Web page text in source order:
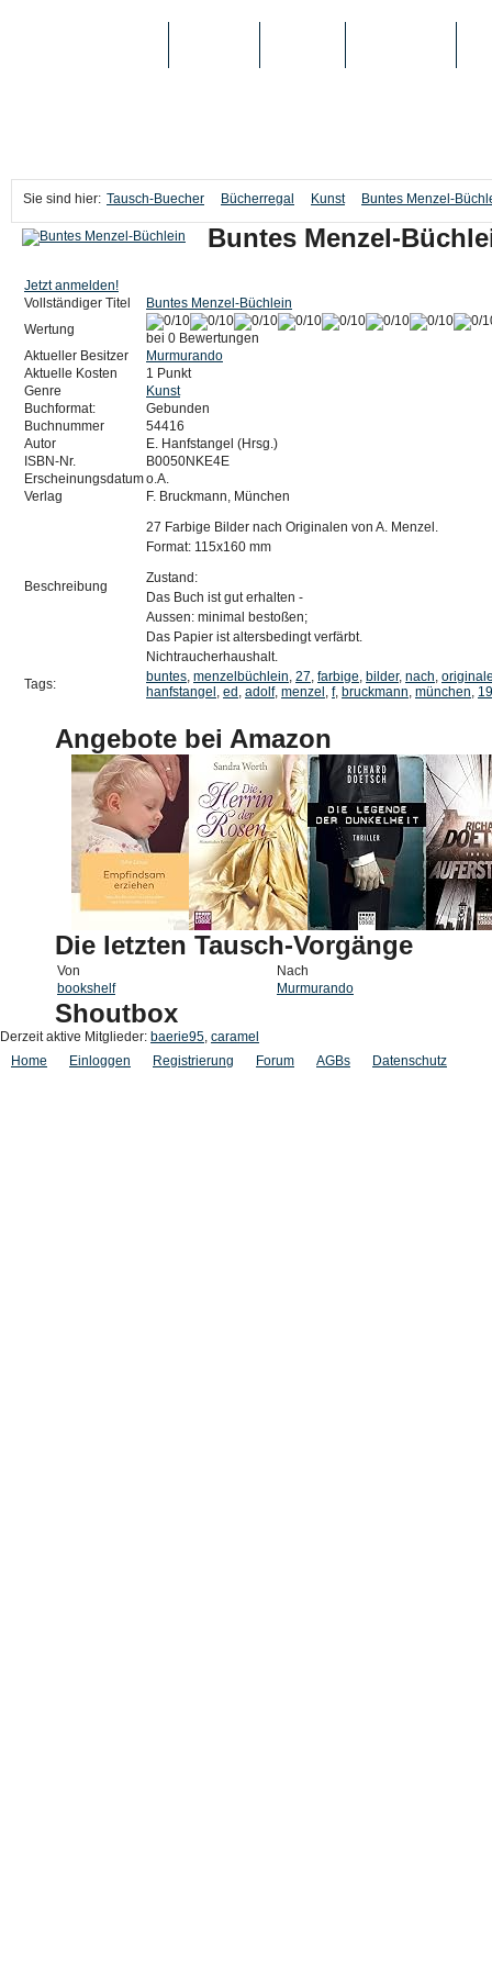
Sie sind hier: Tausch-Buecher Bücherregal Kunst Buntes Menzel-
Buntes Menzel-
Jetzt anmelden!
Vollständiger Titel
Buntes Menzel-Büchlein
Wertung
bei 0 Bewertungen
Aktueller Besitzer
Murmurando
Aktuelle Kosten
1 Punkt
Genre
Kunst
Buchformat:
Gebunden
Buchnummer
54416
Autor
E. Hanfstangel (Hrsg.)
ISBN-Nr.
B0050NKE4E
Erscheinungsdatumo.A.
Verlag
F. Bruckmann, München
Beschreibung
27 Farbige Bilder nach Originalen von A. Menzel.
Format: 115x160 mm
Zustand:
Das Buch ist gut erhalten -
Aussen: minimal bestoßen;
Das Papier ist altersbedingt verfärbt.
Nichtraucherhaushalt.
Tags:
buntes, menzelbüchlein, 27, farbige, bilder, nach,
hanfstangel , ed , adolf, menzel , f, bruckmann, münchen,
Angebote bei Amazon
Die letzten Tausch-Vorgänge
Von
Nach
bookshelf
Murmurando
Shoutbox
Derzeit aktive Mitglieder: baerie95, caramel
Home
Einloggen Registrierung Forum AGBs Datenschutz